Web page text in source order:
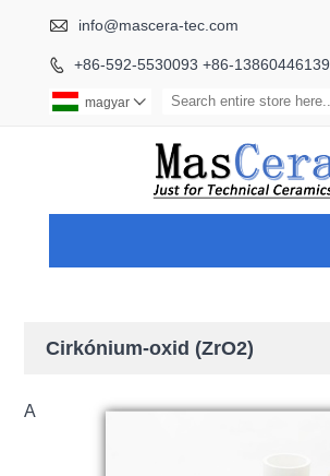
 info@mascera-tec.com
 +86-592-5530093 +86-13860446139
magyar 
Cirkónium-oxid (ZrO2)
A